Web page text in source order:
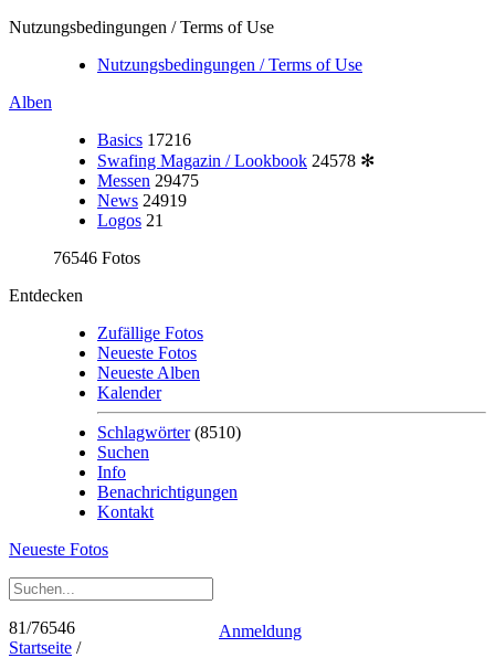
Nutzungsbedingungen / Terms of Use
Nutzungsbedingungen / Terms of Use
Alben
Basics 17216
Swafing Magazin / Lookbook 24578 ✻
Messen 29475
News 24919
Logos 21
76546 Fotos
Entdecken
Zufällige Fotos
Neueste Fotos
Neueste Alben
Kalender
Schlagwörter(8510)
Suchen
Info
Benachrichtigungen
Kontakt
Neueste Fotos
Anmeldung
81/76546
Startseite /